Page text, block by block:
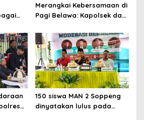
Merangkai Kebersamaan di
Pagi Belawa: Kapolsek dan
Dirikan Rumah Panggung
150 siswa MAN 2 Soppeng
dinyatakan lulus pada